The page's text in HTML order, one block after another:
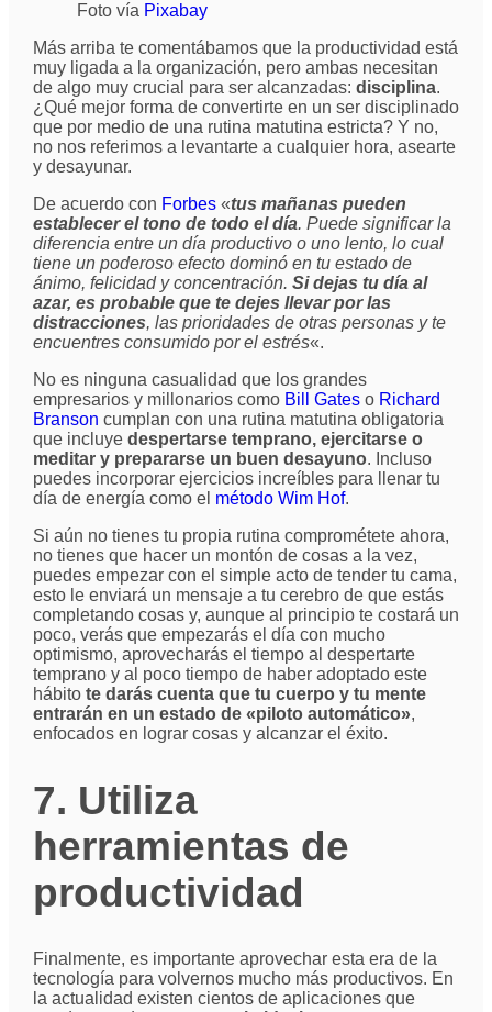
Foto vía Pixabay
Más arriba te comentábamos que la productividad está
muy ligada a la organización, pero ambas necesitan
de algo muy crucial para ser alcanzadas: disciplina.
¿Qué mejor forma de convertirte en un ser disciplinado
que por medio de una rutina matutina estricta? Y no,
no nos referimos a levantarte a cualquier hora, asearte
y desayunar.
De acuerdo con Forbes«tus mañanas pueden
establecer el tono de todo el día. Puede significar la
diferencia entre un día productivo o uno lento, lo cual
tiene un poderoso efecto dominó en tu estado de
ánimo, felicidad y concentración. Si dejas tu día al
azar, es probable que te dejes llevar por las
distracciones, las prioridades de otras personas y te
encuentres consumido por el estrés«.
No es ninguna casualidad que los grandes
empresarios y millonarios como Bill Gateso Richard
Branson cumplan con una rutina matutina obligatoria
que incluye despertarse temprano, ejercitarse o
meditar y prepararse un buen desayuno. Incluso
puedes incorporar ejercicios increíbles para llenar tu
día de energía como el método Wim Hof.
Si aún no tienes tu propia rutina comprométete ahora,
no tienes que hacer un montón de cosas a la vez,
puedes empezar con el simple acto de tender tu cama,
esto le enviará un mensaje a tu cerebro de que estás
completando cosas y, aunque al principio te costará un
poco, verás que empezarás el día con mucho
optimismo, aprovecharás el tiempo al despertarte
temprano y al poco tiempo de haber adoptado este
hábito te darás cuenta que tu cuerpo y tu mente
entrarán en un estado de «piloto automático»,
enfocados en lograr cosas y alcanzar el éxito.
7. Utiliza
herramientas de
productividad
Finalmente, es importante aprovechar esta era de la
tecnología para volvernos mucho más productivos. En
la actualidad existen cientos de aplicaciones que